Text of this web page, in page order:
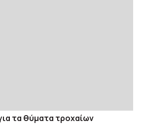
τα θύματα τροχαίων